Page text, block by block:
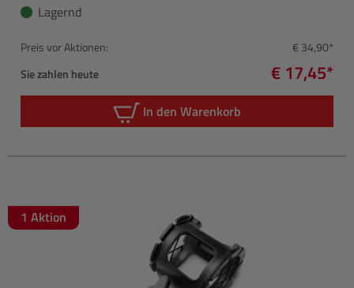
Lagernd
Preis vor Aktionen:
€ 34,90*
Sie zahlen heute
€ 17,45*
In den Warenkorb
1 Aktion